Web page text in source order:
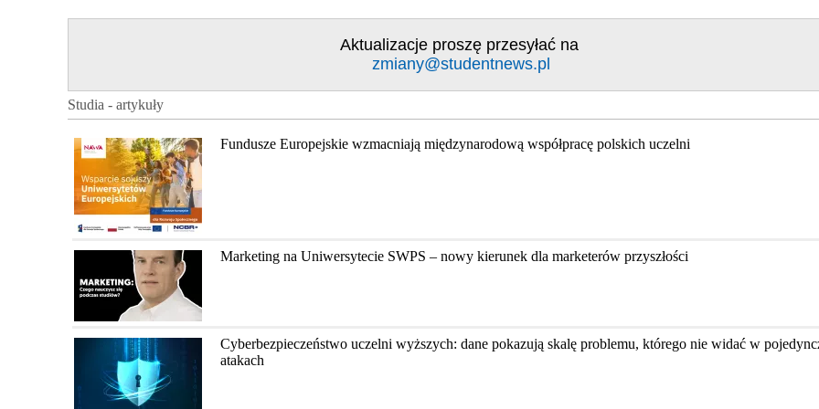
Aktualizacje proszę przesyłać na
zmiany@studentnews.pl
Studia - artykuły
Fundusze Europejskie wzmacniają międzynarodową współpracę polskich uczelni
Marketing na Uniwersytecie SWPS – nowy kierunek dla marketerów przyszłości
Cyberbezpieczeństwo uczelni wyższych: dane pokazują skalę problemu, którego nie widać w
atakach